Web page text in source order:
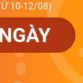
10-12/08)